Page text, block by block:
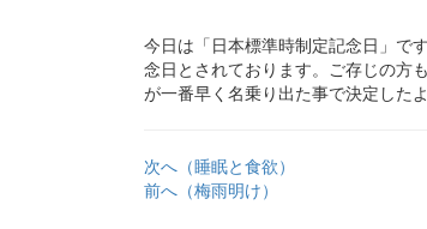
今日は「日本標準時制定記念日」で
念日とされております。ご存じの方
が一番早く名乗り出た事で決定した
次へ（睡眠と食欲）
前へ（梅雨明け）